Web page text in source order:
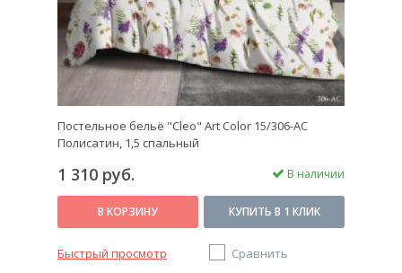
Постельное бельё "Cleo" Art Color 15/306-AC
Полисатин, 1,5 спальный
1 310 руб. В наличии
В КОРЗИНУ КУПИТЬ В 1 КЛИК
Быстрый просмотр Сравнить